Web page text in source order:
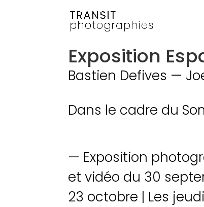
Exposition
Bastien Defives —
Dans le cadre du
— Exposition
et vidéo du 30
23 octobre | Les